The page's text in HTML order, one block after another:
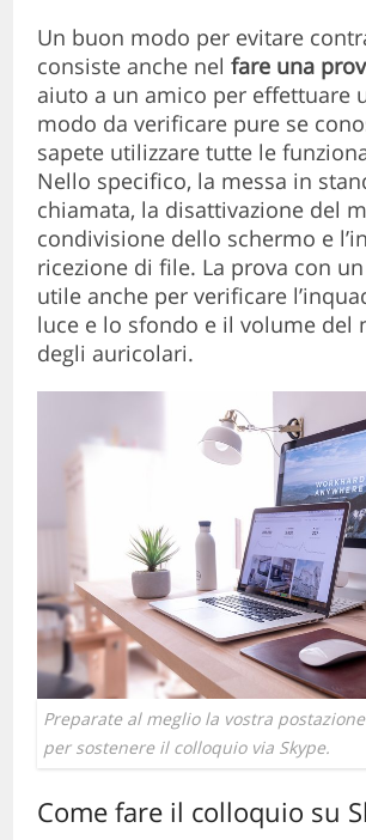
Un buon modo per evitare
consiste anche nelfare una
aiuto a un amico per effettuare
modo da verificare pure se
sapete utilizzare tutte le
Nello specifico, la messa in
chiamata, la disattivazione del
condivisione dello schermo e
ricezione di file. La prova con
utile anche per verificare
luce e lo sfondo e il volume del
degli auricolari.
Preparate al meglio la vostra
per sostenere il colloquio via Skype.
Come fare il colloquio su